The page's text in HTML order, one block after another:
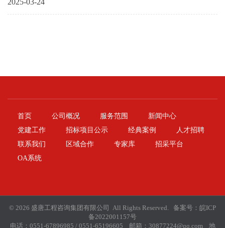
2025-03-24
首页 公司概况 服务范围
新闻中心
党建工作
招标项目公示 经典案例
人才招聘
联系我们
区域合作 专家库
招采平台
OA系统
© 2026 盛唐工程咨询集团有限公司 All Rights Reserved. 备案号： 皖ICP
备2022001157号
电话：0551-67896985 / 0551-65196605 邮箱：30877224@qq.com 地